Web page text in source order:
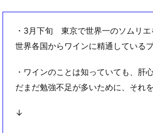
・3月下旬 東京で世界一のソムリエ
世界各国からワインに精通している
・ワインのことは知っていても、
だまだ勉強不足が多いために、それ
↓